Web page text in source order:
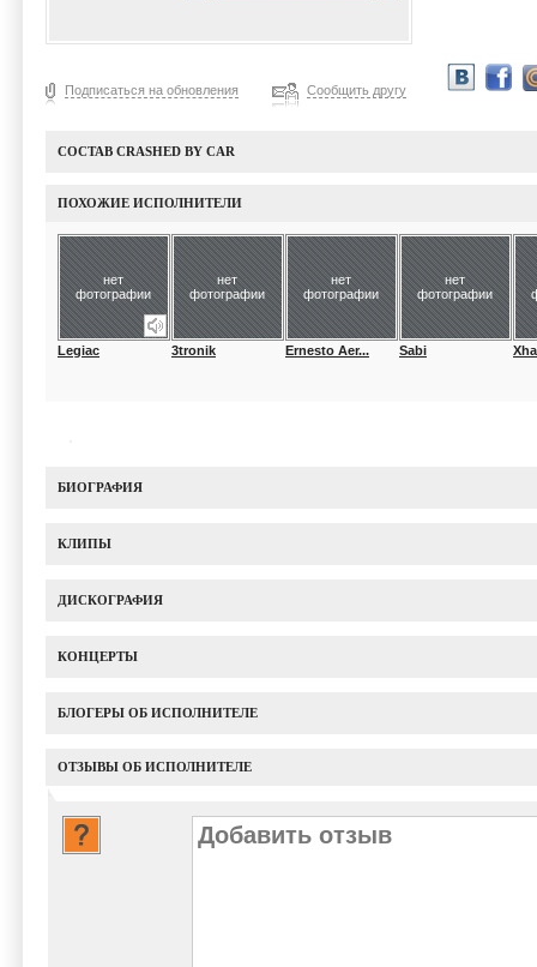
Подписаться на обновления Сообщить другу
СОСТАВ CRASHED BY CAR
ПОХОЖИЕ ИСПОЛНИТЕЛИ
нет
фотографии
Legiac
нет
фотографии
3tronik
нет
фотографии
Ernesto Aer...
нет
фотографии
Sabi
БИОГРАФИЯ
КЛИПЫ
ДИСКОГРАФИЯ
КОНЦЕРТЫ
БЛОГЕРЫ ОБ ИСПОЛНИТЕЛЕ
ОТЗЫВЫ ОБ ИСПОЛНИТЕЛЕ